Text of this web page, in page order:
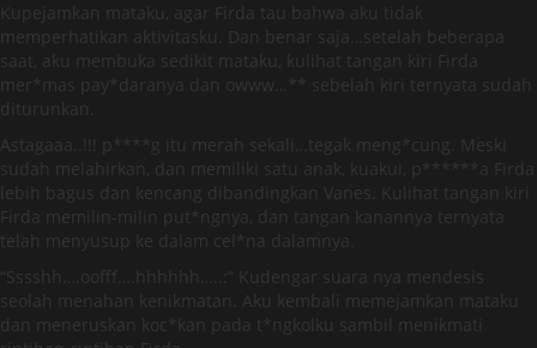
Kupejamkan mataku, agar Firda tau bahwa aku tidak
memperhatikan aktivitasku. Dan benar saja…setelah beberapa
saat, aku membuka sedikit mataku, kulihat tangan kiri Firda
mer*mas pay*daranya dan owww…** sebelah kiri ternyata sudah
diturunkan.
Astagaaa..!!! p****g itu merah sekali…tegak meng*cung. Meski
sudah melahirkan, dan memiliki satu anak, kuakui, p******a Firda
lebih bagus dan kencang dibandingkan Vanes. Kulihat tangan kiri
Firda memilin-milin put*ngnya, dan tangan kanannya ternyata
telah menyusup ke dalam cel*na dalamnya.
“Sssshh….oofff….hhhhhh…..:” Kudengar suara nya mendesis
seolah menahan kenikmatan. Aku kembali memejamkan mataku
dan meneruskan koc*kan pada t*ngkolku sambil menikmati